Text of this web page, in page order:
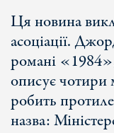
Ця новина
асоціації.
романі
описує чотири
робить
назва: